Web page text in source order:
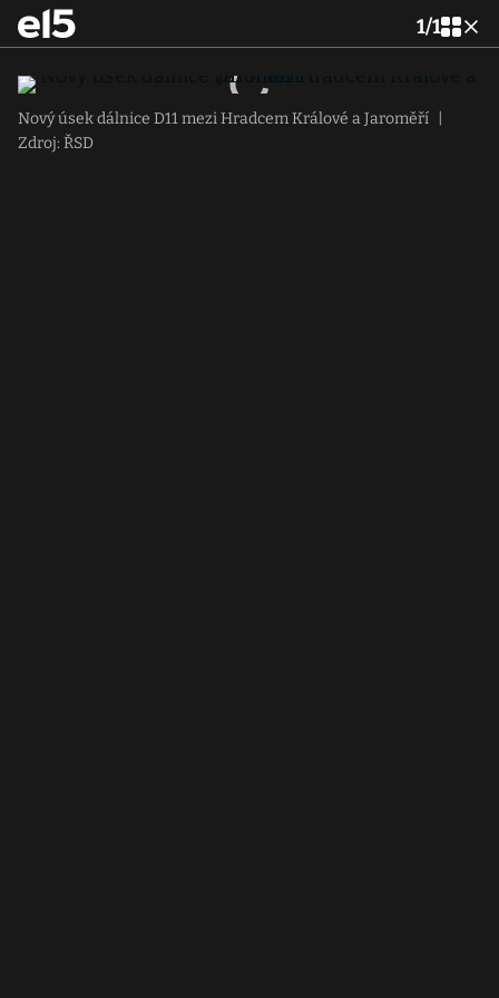
1/1
Nový úsek dálnice D11 mezi Hradcem Králové a Jaroměří
Zdroj: ŘSD